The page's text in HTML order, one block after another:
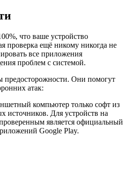
что ваше устройство
проверка ещё никому никогда не
все приложения
проблем с системой.
предосторожности. Они помогут
атак:
компьютер только софт из
источников. Для устройств на
является официальный
Google Play.